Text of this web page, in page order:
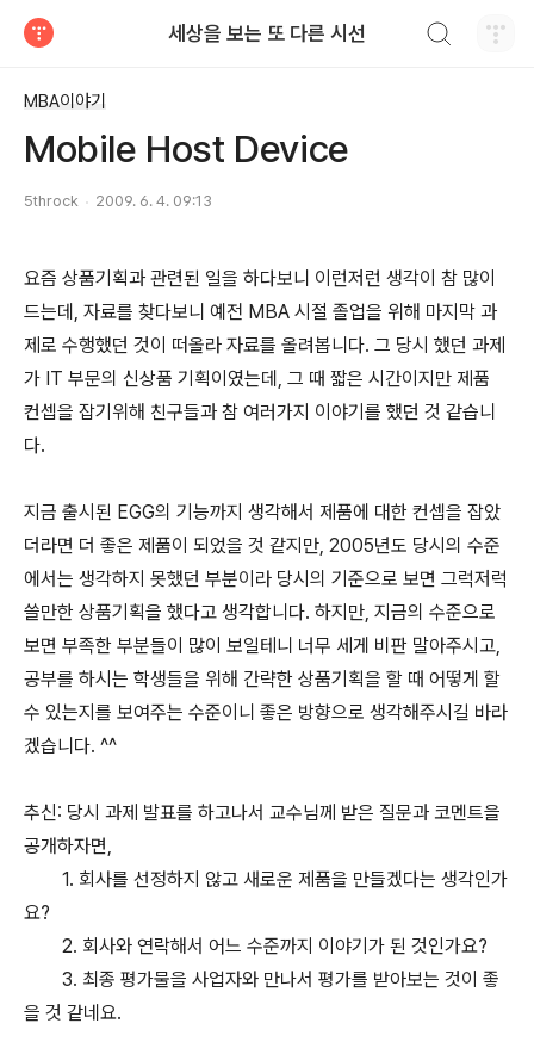
세상을 보는 또 다른 시선
MBA이야기
Mobile Host Device
5throck 2009. 6. 4. 09:13
요즘 상품기획과 관련된 일을 하다보니 이런저런 생각이 참 많이
드는데, 자료를 찾다보니 예전 MBA 시절 졸업을 위해 마지막 과
제로 수행했던 것이 떠올라 자료를 올려봅니다. 그 당시 했던 과제
가 IT 부문의 신상품 기획이였는데, 그 때 짧은 시간이지만 제품
컨셉을 잡기위해 친구들과 참 여러가지 이야기를 했던 것 같습니
다.
지금 출시된 EGG의 기능까지 생각해서 제품에 대한 컨셉을 잡았
더라면 더 좋은 제품이 되었을 것 같지만, 2005년도 당시의 수준
에서는 생각하지 못했던 부분이라 당시의 기준으로 보면 그럭저럭
쓸만한 상품기획을 했다고 생각합니다. 하지만, 지금의 수준으로
보면 부족한 부분들이 많이 보일테니 너무 세게 비판 말아주시고,
공부를 하시는 학생들을 위해 간략한 상품기획을 할 때 어떻게 할
수 있는지를 보여주는 수준이니 좋은 방향으로 생각해주시길 바라
겠습니다. ^^
추신: 당시 과제 발표를 하고나서 교수님께 받은 질문과 코멘트을
공개하자면,
1. 회사를 선정하지 않고 새로운 제품을 만들겠다는 생각인가
요?
2. 회사와 연락해서 어느 수준까지 이야기가 된 것인가요?
3. 최종 평가물을 사업자와 만나서 평가를 받아보는 것이 좋
을 것 같네요.